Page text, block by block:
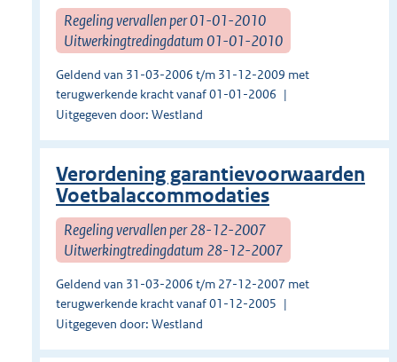
Regeling vervallen per 01-01-2010
Uitwerkingtredingdatum 01-01-2010
Geldend van 31-03-2006 t/m 31-12-2009 met
terugwerkende kracht vanaf 01-01-2006
Uitgegeven door: Westland
Verordening garantievoorwaarden
Voetbalaccommodaties
Regeling vervallen per 28-12-2007
Uitwerkingtredingdatum 28-12-2007
Geldend van 31-03-2006 t/m 27-12-2007 met
terugwerkende kracht vanaf 01-12-2005
Uitgegeven door: Westland